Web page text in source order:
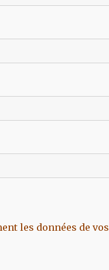
les données de vos